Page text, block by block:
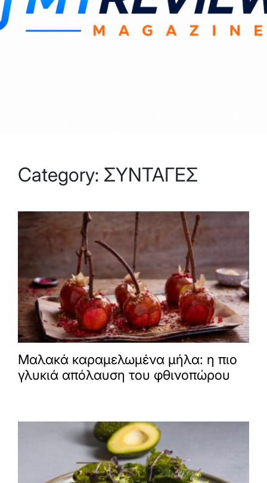
Category: ΣΥΝΤΑΓΕΣ
Μαλακά καραμελωμένα μήλα: η πιο
γλυκιά απόλαυση του φθινοπώρου